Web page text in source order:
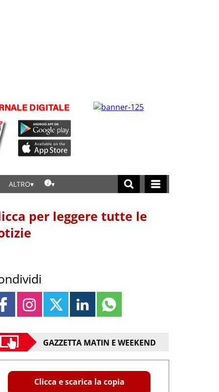
ALTRO
per leggere tutte le
GAZZETTA MATIN E WEEKEND